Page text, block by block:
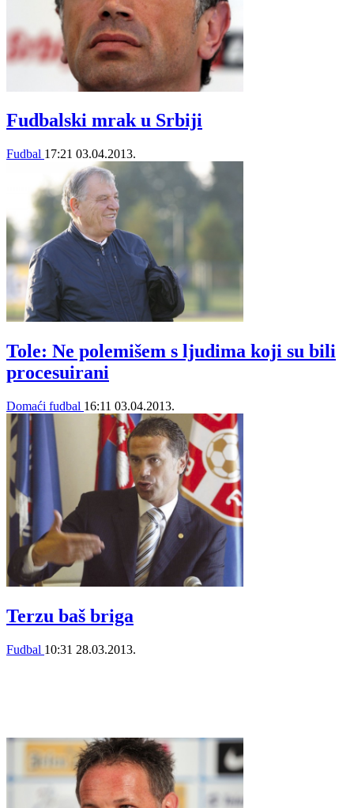
Fudbalski mrak u Srbiji
Fudbal 17:21 03.04.2013.
Tole: Ne polemišem s ljudima koji su bili
procesuirani
Domaći fudbal 16:11 03.04.2013.
Terzu baš briga
Fudbal 10:31 28.03.2013.